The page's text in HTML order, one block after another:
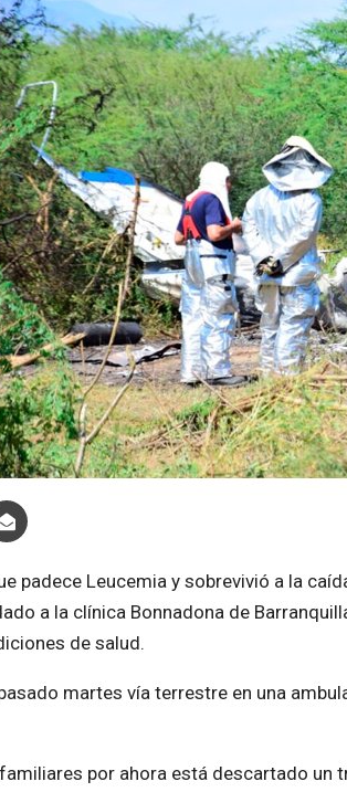
padece Leucemia y sobrevivió a la
a la clínica Bonnadona de
de salud.
martes vía terrestre en una
por ahora está descartado